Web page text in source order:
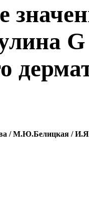
/ М.Ю.Белицкая /